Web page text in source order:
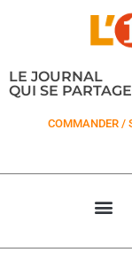
LE JOURNAL
QUI SE
COMMANDER /